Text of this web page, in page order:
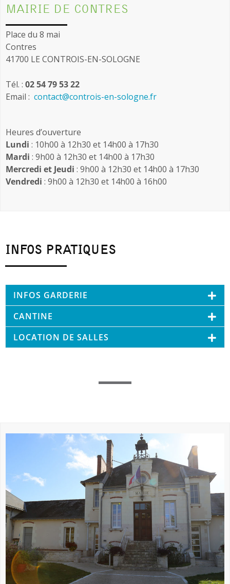
MAIRIE DE CONTRES
Place du 8 mai
Contres
41700 LE CONTROIS-EN-SOLOGNE
Tél. : 02 54 79 53 22
Email : contact@controis-en-sologne.fr
Heures d’ouverture
Lundi : 10h00 à 12h30 et 14h00 à 17h30
Mardi : 9h00 à 12h30 et 14h00 à 17h30
Mercredi et Jeudi : 9h00 à 12h30 et 14h00 à 17h30
Vendredi : 9h00 à 12h30 et 14h00 à 16h00
INFOS PRATIQUES
INFOS GARDERIE
CANTINE
LOCATION DE SALLES